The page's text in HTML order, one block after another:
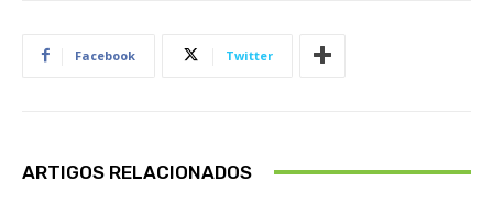
Facebook Twitter
ARTIGOS RELACIONADOS